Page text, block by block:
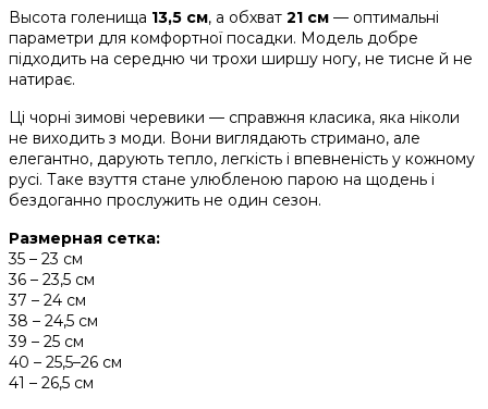
Высота голенища 13,5 см, а обхват 21 см — оптимальні
параметри для комфортної посадки. Модель добре
підходить на середню чи трохи ширшу ногу, не тисне й не
натирає.
Ці чорні зимові черевики — справжня класика, яка ніколи
не виходить з моди. Вони виглядають стримано, але
елегантно, дарують тепло, легкість і впевненість у кожному
русі. Таке взуття стане улюбленою парою на щодень і
бездоганно прослужить не один сезон.
Размерная сетка:
35 – 23 см
36 – 23,5 см
37 – 24 см
38 – 24,5 см
39 – 25 см
40 – 25,5–26 см
41 – 26,5 см